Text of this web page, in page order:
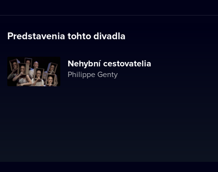
Predstavenia tohto divadla
Nehybní cestovatelia
Philippe Genty